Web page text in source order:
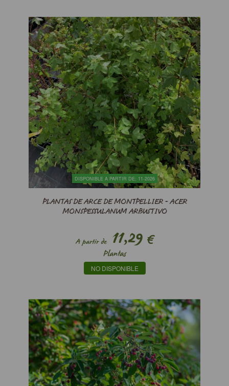
DISPONIBLE A PARTIR DE: 11-2026
PLANTAS DE ARCE DE MONTPELLIER - ACER
MONSPESSULANUM ARBUSTIVO
A partir de11,29 €
Plantas
NO DISPONIBLE